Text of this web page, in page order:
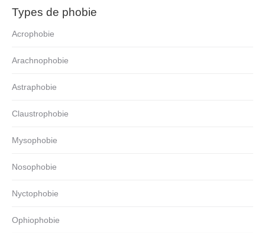
Types de phobie
Acrophobie
Arachnophobie
Astraphobie
Claustrophobie
Mysophobie
Nosophobie
Nyctophobie
Ophiophobie